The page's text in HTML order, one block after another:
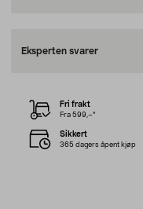
Eksperten svarer
Fri frakt
Fra 599,–*
Sikkert
365 dagers åpent kjøp